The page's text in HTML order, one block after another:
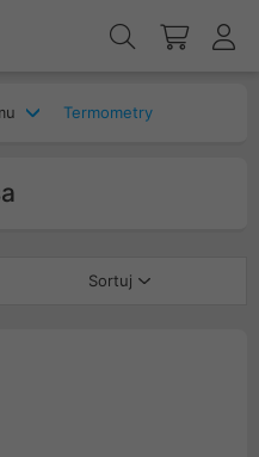
Termometry
Sortuj